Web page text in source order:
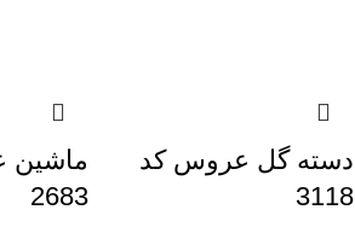
دسته گل عروس کد
3118
ماشین
2683